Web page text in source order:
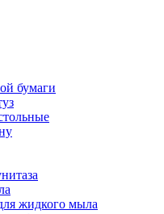
бумаги
жидкого мыла